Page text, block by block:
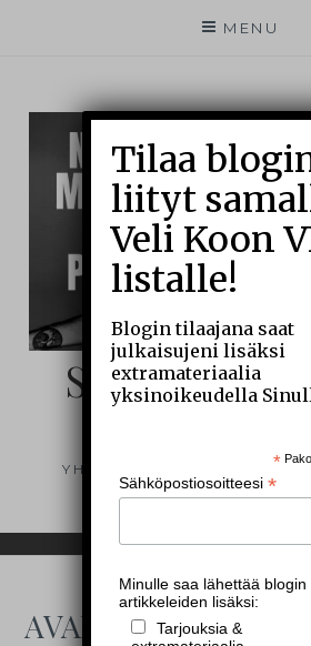
MENU
SIELUNI
YHDEN MIEHEN ARKEA JA
AVAINSANA:
Tilaa
liityt
Veli Koon
listalle!
Blogin tilaajana saat
julkaisujeni lisäksi
extramateriaalia
yksinoikeudella
*
Sähköpostiosoitteesi*
Minulle saa lähettää blogin
artikkeleiden lisäksi:
Tarjouksia &